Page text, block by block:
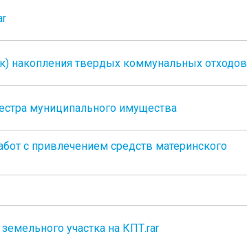
накопления твердых коммунальных отходов
муниципального имущества
с привлечением средств материнского
участка на КПТ.rar